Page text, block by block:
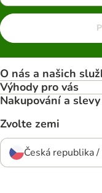
O nás a našich
Výhody pro vás
Nakupování a slevy
Zvolte zemi
Česká republika /